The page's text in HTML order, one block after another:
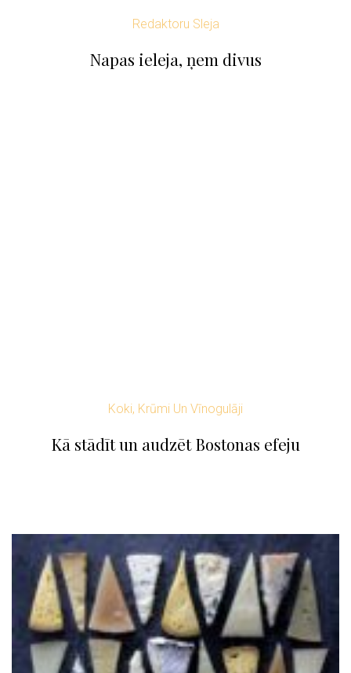
Redaktoru Sleja
Napas ieleja, ņem divus
Koki, Krūmi Un Vīnogulāji
Kā stādīt un audzēt Bostonas efeju